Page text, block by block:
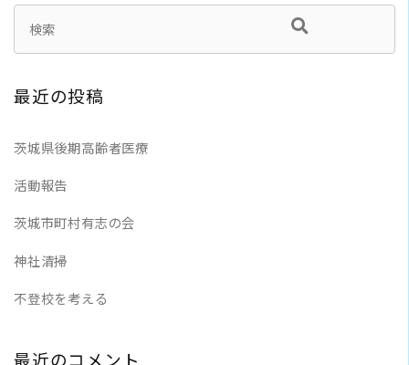
最近の投稿
茨城県後期高齢者医療
活動報告
茨城市町村有志の会
神社清掃
不登校を考える
最近のコメント